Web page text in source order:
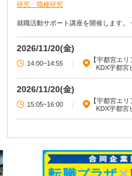
研究・職種研究
就職活動サポート講座を開催します。
2026/11/20(金)
14:00~14:55 |
【宇都宮エリ
KDX宇都宮
2026/11/20(金)
15:05~16:00 |
【宇都宮エリ
KDX宇都宮